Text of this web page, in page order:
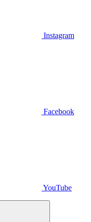
Instagram
Facebook
YouTube